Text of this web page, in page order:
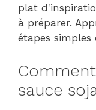
plat
à préparer.
étapes simples
sauce